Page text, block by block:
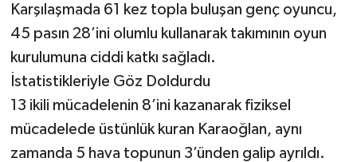
Karşılaşmada 61 kez topla buluşan genç oyuncu,
45 pasın 28’ini olumlu kullanarak takımının oyun
kurulumuna ciddi katkı sağladı.
İstatistikleriyle Göz Doldurdu
13 ikili mücadelenin 8’ini kazanarak fiziksel
mücadelede üstünlük kuran Karaoğlan, aynı
zamanda 5 hava topunun 3’ünden galip ayrıldı.